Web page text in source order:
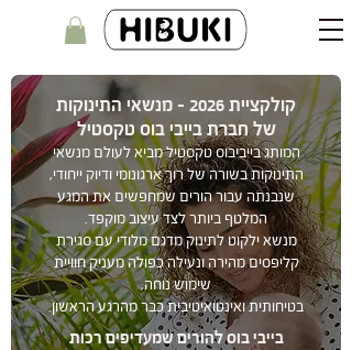
קולקציית 2026 - מנשאי התינוקות
של חברת בייבי בוס טקסטיל
המותג בייביבוס טקסטיל מביא לעולם מנשאי
התינוקות בשורה של רוך ארגונומי ודיוק ייחודי,
שנבנתה עבור הורים שמחפשים את המגע
המלטף ביותר לצד עיצוב מוקפד.
מנשא ילקוט לתינוק מדגם מלודי עם סגירת
קליפסים מהירה ונעילה כפולה מעניק חוויית
שימוש נוחה,
בטיחותית ואינטואיטיבית כבר מהרגע הראשון.
בייבי בוס להורים שמעדיפים רכות